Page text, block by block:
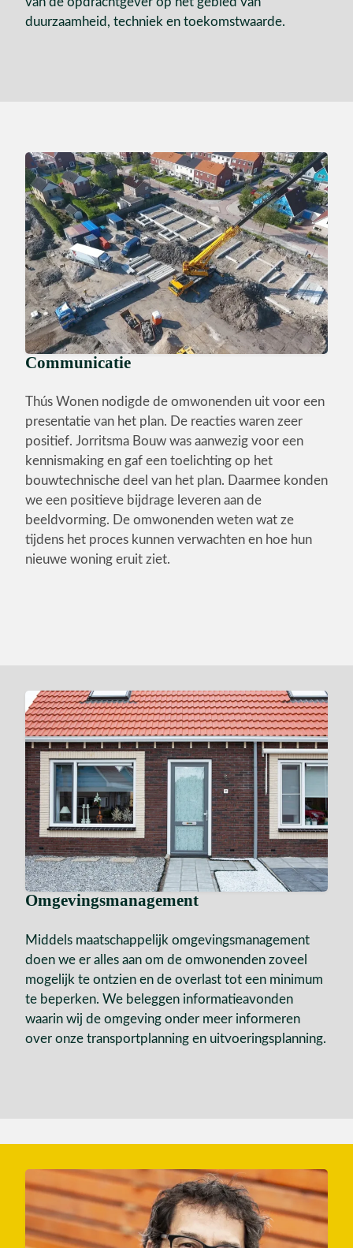
duurzaamheid, techniek en toekomstwaarde.
Communicatie
Thús Wonen nodigde de omwonenden uit voor een
presentatie van het plan. De reacties waren zeer
positief. Jorritsma Bouw was aanwezig voor een
kennismaking en gaf een toelichting op het
bouwtechnische deel van het plan. Daarmee konden
we een positieve bijdrage leveren aan de
beeldvorming. De omwonenden weten wat ze
tijdens het proces kunnen verwachten en hoe hun
nieuwe woning eruit ziet.
Omgevingsmanagement
Middels maatschappelijk omgevingsmanagement
doen we er alles aan om de omwonenden zoveel
mogelijk te ontzien en de overlast tot een minimum
te beperken. We beleggen informatieavonden
waarin wij de omgeving onder meer informeren
over onze transportplanning en uitvoeringsplanning.